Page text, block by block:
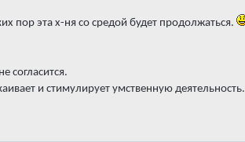
пор эта х-ня со средой будет продолжаться.
согласится.
и стимулирует умственную деятельность.